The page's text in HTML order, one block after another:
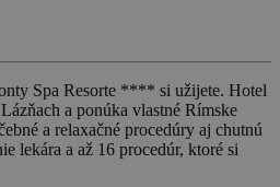
Spa Resorte **** si užijete. Hotel
a ponúka vlastné Rímske
a relaxačné procedúry aj chutnú
lekára a až 16 procedúr, ktoré si